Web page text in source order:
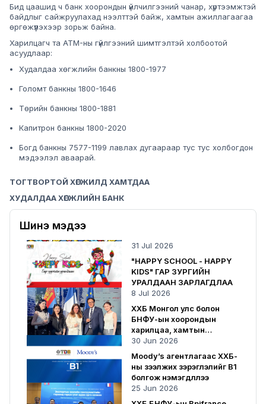
Бид цаашид ч банк хоорондын үйлчилгээний чанар, хүртээмжтэй
байдлыг сайжруулахад нээлттэй байж, хамтын ажиллагаагаа
өргөжүүлэхээр зорьж байна.
Харилцагч та ATM-ны гүйлгээний шимтгэлтэй холбоотой
асуудлаар:
Худалдаа хөгжлийн банкны 1800-1977
Голомт банкны 1800-1646
Төрийн банкны 1800-1881
Капитрон банкны 1800-2020
Богд банкны 7577-1199 лавлах дугаараар тус тус холбогдон
мэдээлэл аваарай.
ТОГТВОРТОЙ ХӨГЖИЛД ХАМТДАА
ХУДАЛДАА ХӨГЖЛИЙН БАНК
Шинэ мэдээ
31 Jul 2026
"HAPPY SCHOOL - HAPPY
KIDS" ГАР ЗУРГИЙН
УРАЛДААН ЗАРЛАГДЛАА
8 Jul 2026
ХХБ Монгол улс болон
БНФУ-ын хоорондын
харилцаа, хамтын
ажиллагаанд хувь нэмрээ
оруулсаар байна
30 Jun 2026
Moody’s агентлагаас ХХБ-
ны зээлжих зэрэглэлийг B1
болгож нэмэгдүүллээ
25 Jun 2026